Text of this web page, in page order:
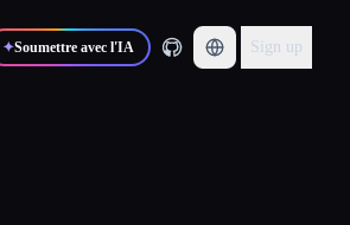
✦Soumettre avec l'IA Sign up